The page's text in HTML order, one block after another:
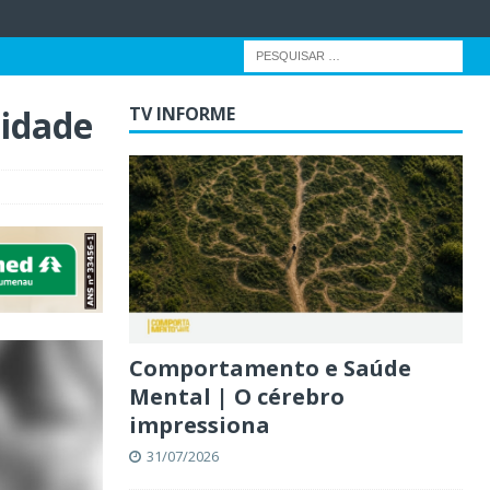
TV INFORME
Comportamento e Saúde
Mental | O cérebro
impressiona
31/07/2026